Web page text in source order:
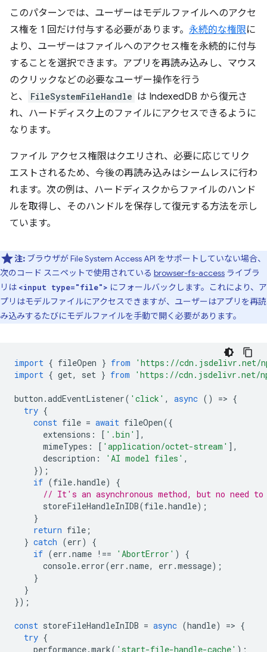
このパターンでは、ユーザーはモデルファイルへのアクセ
ス権を 1 回だけ付与する必要があります。 永続的な権限に
より、ユーザーはファイルへのアクセス権を永続的に付与
することを選択できます。アプリを再読み込みし、マウス
のクリックなどの必要なユーザー操作を行う
と、
FileSystemFileHandle は IndexedDB から復元さ
れ、ハードディスク上のファイルにアクセスできるように
なります。
ファイル アクセス権限はクエリされ、必要に応じてリク
エストされるため、今後の再読み込みはシームレスに行わ
れます。次の例は、ハードディスクからファイルのハンド
ルを取得し、そのハンドルを保存して復元する方法を示し
ています。
注: ブラウザが File System Access API をサポートしていない場合、
次のコード スニペットで使用されている browser-fs-access ライブラ
リは <input type="file"> にフォールバックします。これにより、ア
プリはモデルファイルにアクセスできますが、ユーザーはアプリを再読
み込みするたびにモデルファイルを手動で開く必要があります。
import { fileOpen } from
'https://cdn.jsdelivr.net/
import { get, set } from 'https://cdn.jsdelivr.net/
button .addEventListener( 'click' , async () => {
try {
const file = await fileOpen({
extensions : [ '.bin' ],
mimeTypes : [ 'application/octet-stream' ],
description : 'AI model files' ,
});
if (file.handle)
{
// It's an asynchronous method, but no need
storeFileHandleInIDB(file.handle);
}
return file ;
} catch (err)
{
if (err .name !== 'AbortError' )
{
console. error(err .name, err .message);
}
}
});
const storeFileHandleInIDB = async (handle) => {
try {
performance.mark( 'start-file-handle-cache' );